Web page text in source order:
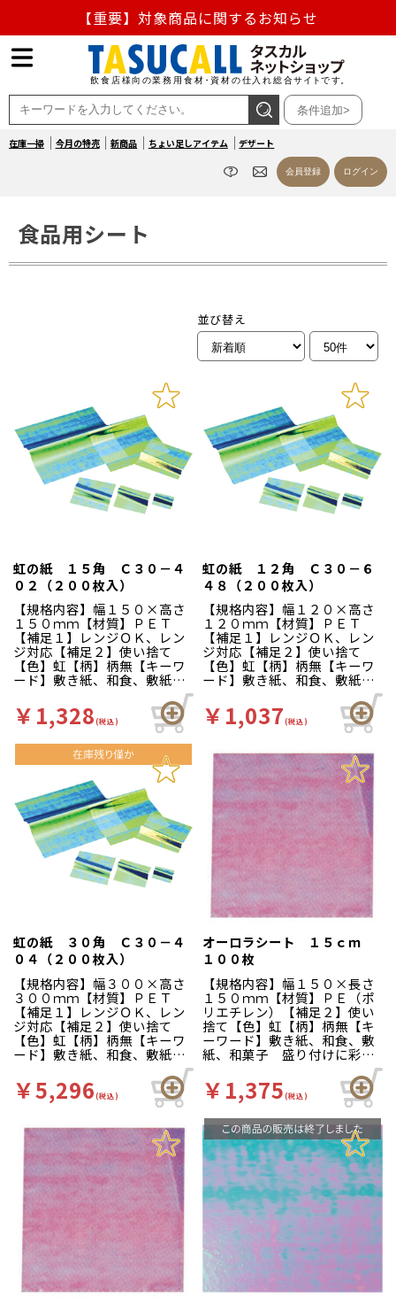
【重要】対象商品に関するお知らせ
【重要】熊本地震の影響による商品出荷停止のお知らせ
熊本県熊本地方を震源とする地震の影響によるお荷物のお
届け遅延について
条件追加>
在庫一掃 今月の特売 新商品 ちょい足しアイテム デザート
会員登録 ログイン
食品用シート
並び替え
虹の紙 １５角 Ｃ３０－４
０２（２００枚入）
【規格内容】幅１５０×高さ
１５０ｍｍ【材質】ＰＥＴ
【補足１】レンジＯＫ、レン
ジ対応【補足２】使い捨て
【色】虹【柄】柄無【キーワ
ード】敷き紙、和食、敷紙、
和菓子【商品特徴】見る角度
により様々な色彩が現れる様
子は、まさしくオーロラの輝
きです。電子レンジでお使い
いただけます。 ※強く引っ
張ったりしますと、破れるこ
とがあります。直火には絶対
かけないでください。
￥1,328(税込)
虹の紙 １２角 Ｃ３０－６
４８（２００枚入）
【規格内容】幅１２０×高さ
１２０ｍｍ【材質】ＰＥＴ
【補足１】レンジＯＫ、レン
ジ対応【補足２】使い捨て
【色】虹【柄】柄無【キーワ
ード】敷き紙、和食、敷紙、
和菓子【商品特徴】見る角度
により様々な色彩が現れる様
子は、まさしくオーロラの輝
きです。電子レンジでお使い
いただけます。 ※強く引っ
張ったりしますと、破れるこ
とがあります。直火には絶対
かけないでください。
￥1,037(税込)
虹の紙 ３０角 Ｃ３０－４
０４（２００枚入）
【規格内容】幅３００×高さ
３００ｍｍ【材質】ＰＥＴ
【補足１】レンジＯＫ、レン
ジ対応【補足２】使い捨て
【色】虹【柄】柄無【キーワ
ード】敷き紙、和食、敷紙、
和菓子【商品特徴】見る角度
により様々な色彩が現れる様
子は、まさしくオーロラの輝
きです。電子レンジでお使い
いただけます。 ※強く引っ
張ったりしますと、破れるこ
とがあります。直火には絶対
かけないでください。
￥5,296(税込)
オーロラシート １５ｃｍ
１００枚
【規格内容】幅１５０×長さ
１５０ｍｍ【材質】ＰＥ（ポ
リエチレン）【補足２】使い
捨て【色】虹【柄】柄無【キ
ーワード】敷き紙、和食、敷
紙、和菓子 盛り付けに彩を
添え、食材を一層引き立てま
す。見た目の彩りだけでな
く、器に食材がつくのを防ぐ
ので食器洗いの効率もアップ
します。
￥1,375(税込)